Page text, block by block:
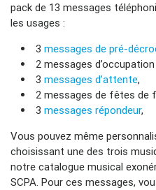
pack de 13 messages
les usages :
3 messages de pré-
2 messages
3 messages d’attente,
2 messages de fêtes de
3 messages répondeur,
Vous pouvez même
choisissant une des trois
notre catalogue musical
SCPA. Pour ces messages,